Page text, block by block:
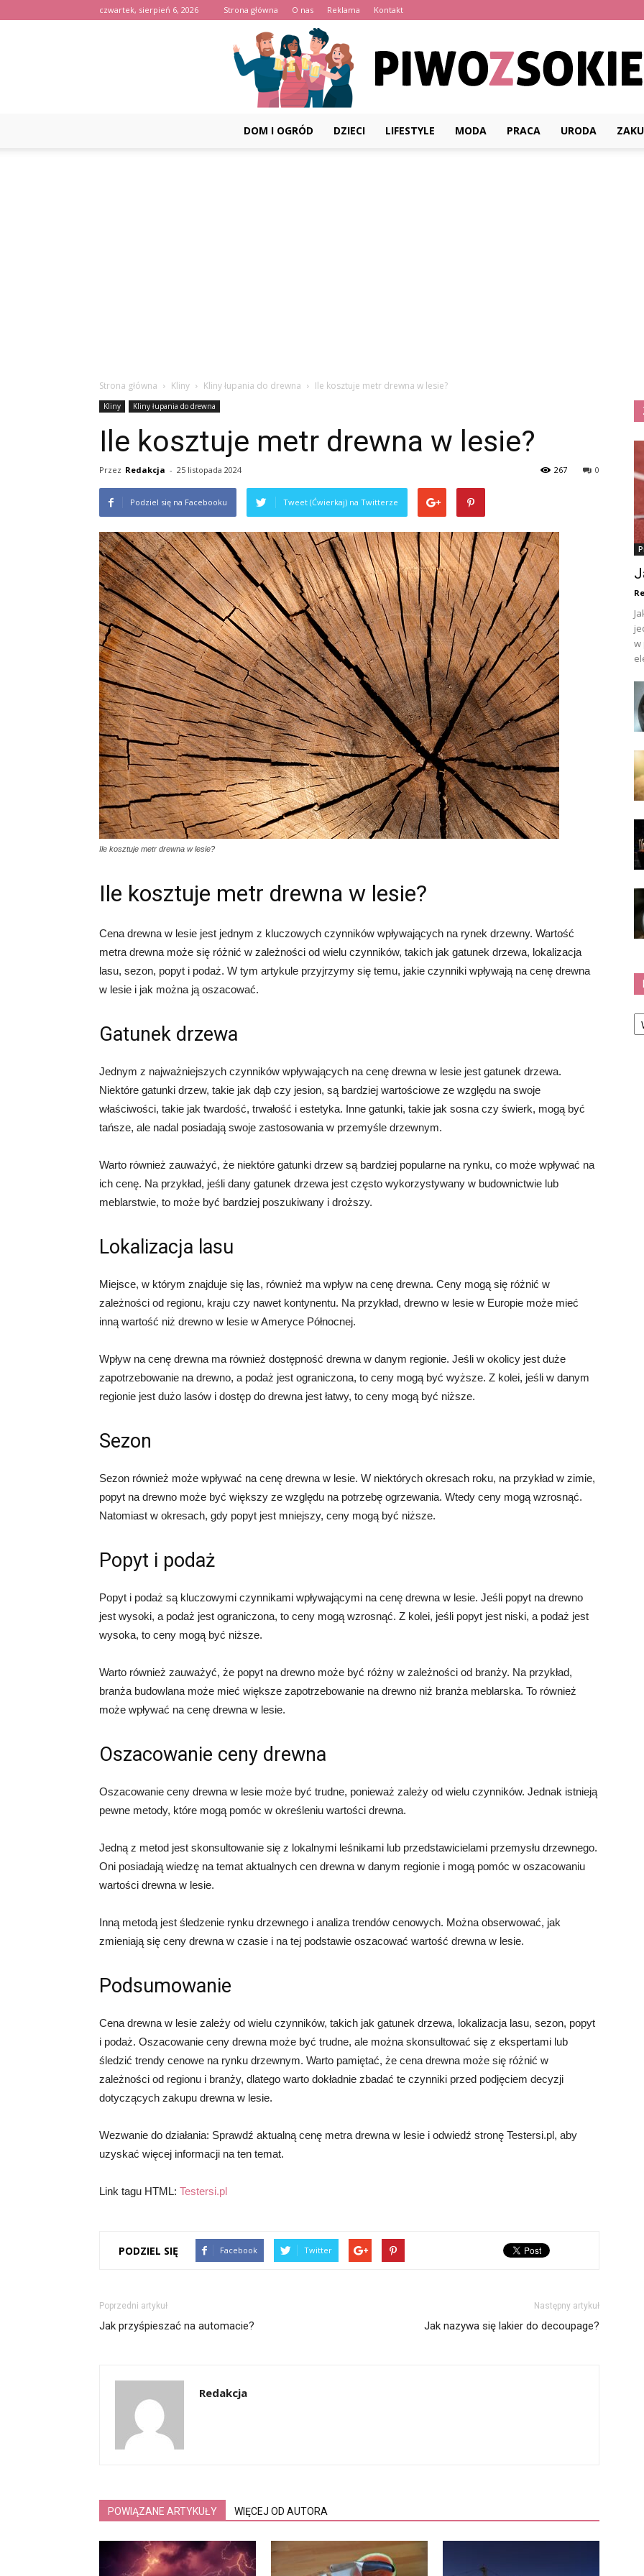
czwartek, sierpień 6, 2026 Strona główna O nas Reklama Kontakt
DOM I OGRÓD DZIECI LIFESTYLE MODA PRACA URODA
Strona główna Kliny Kliny łupania do drewna Ile kosztuje metr drewna w lesie?
Kliny Kliny łupania do drewna
Ile kosztuje metr drewna w lesie?
Przez Redakcja - 25 listopada 2024 0
267
Podziel się na Facebooku Tweet (Ćwierkaj) na Twitterze
Ile kosztuje metr drewna w lesie?
Ile kosztuje metr drewna w lesie?
Cena drewna w lesie jest jednym z kluczowych czynników wpływających na rynek drzewny. Wartość
metra drewna może się różnić w zależności od wielu czynników, takich jak gatunek drzewa, lokalizacja
lasu, sezon, popyt i podaż. W tym artykule przyjrzymy się temu, jakie czynniki wpływają na cenę drewna
w lesie i jak można ją oszacować.
Gatunek drzewa
Jednym z najważniejszych czynników wpływających na cenę drewna w lesie jest gatunek drzewa.
Niektóre gatunki drzew, takie jak dąb czy jesion, są bardziej wartościowe ze względu na swoje
właściwości, takie jak twardość, trwałość i estetyka. Inne gatunki, takie jak sosna czy świerk, mogą być
tańsze, ale nadal posiadają swoje zastosowania w przemyśle drzewnym.
Warto również zauważyć, że niektóre gatunki drzew są bardziej popularne na rynku, co może wpływać na
ich cenę. Na przykład, jeśli dany gatunek drzewa jest często wykorzystywany w budownictwie lub
meblarstwie, to może być bardziej poszukiwany i droższy.
Lokalizacja lasu
Miejsce, w którym znajduje się las, również ma wpływ na cenę drewna. Ceny mogą się różnić w
zależności od regionu, kraju czy nawet kontynentu. Na przykład, drewno w lesie w Europie może mieć
inną wartość niż drewno w lesie w Ameryce Północnej.
Wpływ na cenę drewna ma również dostępność drewna w danym regionie. Jeśli w okolicy jest duże
zapotrzebowanie na drewno, a podaż jest ograniczona, to ceny mogą być wyższe. Z kolei, jeśli w danym
regionie jest dużo lasów i dostęp do drewna jest łatwy, to ceny mogą być niższe.
Sezon
Sezon również może wpływać na cenę drewna w lesie. W niektórych okresach roku, na przykład w zimie,
popyt na drewno może być większy ze względu na potrzebę ogrzewania. Wtedy ceny mogą wzrosnąć.
Natomiast w okresach, gdy popyt jest mniejszy, ceny mogą być niższe.
Popyt i podaż
Popyt i podaż są kluczowymi czynnikami wpływającymi na cenę drewna w lesie. Jeśli popyt na drewno
jest wysoki, a podaż jest ograniczona, to ceny mogą wzrosnąć. Z kolei, jeśli popyt jest niski, a podaż jest
wysoka, to ceny mogą być niższe.
Warto również zauważyć, że popyt na drewno może być różny w zależności od branży. Na przykład,
branża budowlana może mieć większe zapotrzebowanie na drewno niż branża meblarska. To również
może wpływać na cenę drewna w lesie.
Oszacowanie ceny drewna
Oszacowanie ceny drewna w lesie może być trudne, ponieważ zależy od wielu czynników. Jednak istnieją
pewne metody, które mogą pomóc w określeniu wartości drewna.
Jedną z metod jest skonsultowanie się z lokalnymi leśnikami lub przedstawicielami przemysłu drzewnego.
Oni posiadają wiedzę na temat aktualnych cen drewna w danym regionie i mogą pomóc w oszacowaniu
wartości drewna w lesie.
Inną metodą jest śledzenie rynku drzewnego i analiza trendów cenowych. Można obserwować, jak
zmieniają się ceny drewna w czasie i na tej podstawie oszacować wartość drewna w lesie.
Podsumowanie
Cena drewna w lesie zależy od wielu czynników, takich jak gatunek drzewa, lokalizacja lasu, sezon, popyt
i podaż. Oszacowanie ceny drewna może być trudne, ale można skonsultować się z ekspertami lub
śledzić trendy cenowe na rynku drzewnym. Warto pamiętać, że cena drewna może się różnić w
zależności od regionu i branży, dlatego warto dokładnie zbadać te czynniki przed podjęciem decyzji
dotyczących zakupu drewna w lesie.
Wezwanie do działania: Sprawdź aktualną cenę metra drewna w lesie i odwiedź stronę Testersi.pl, aby
uzyskać więcej informacji na ten temat.
Link tagu HTML: Testersi.pl
PODZIEL SIĘ Facebook Twitter
Poprzedni artykuł
Jak przyśpieszać na automacie?
Następny artykuł
Jak nazywa się lakier do decoupage?
Redakcja
POWIĄZANE ARTYKUŁY WIĘCEJ OD AUTORA
w